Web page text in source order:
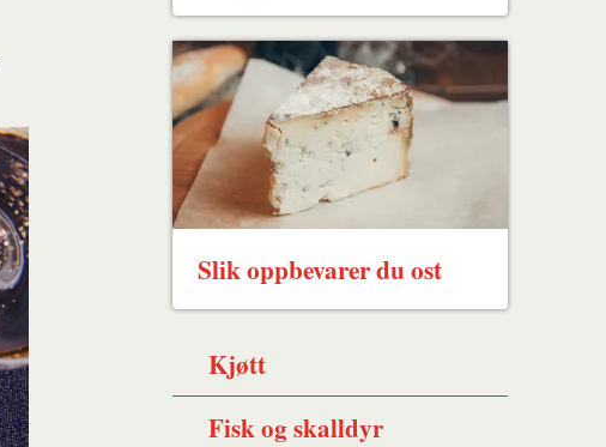
Slik oppbevarer du ost
Kjøtt
Fisk og skalldyr